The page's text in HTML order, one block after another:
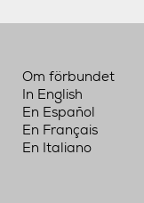
Om förbundet
In English
En Español
En Français
En Italiano